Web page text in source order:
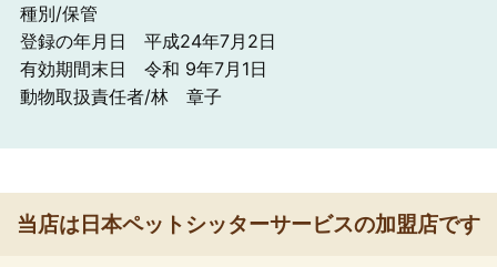
種別/保管
登録の年月日 平成24年7月2日
有効期間末日 令和 9年7月1日
動物取扱責任者/林 章子
当店は日本ペットシッターサービスの加盟店です